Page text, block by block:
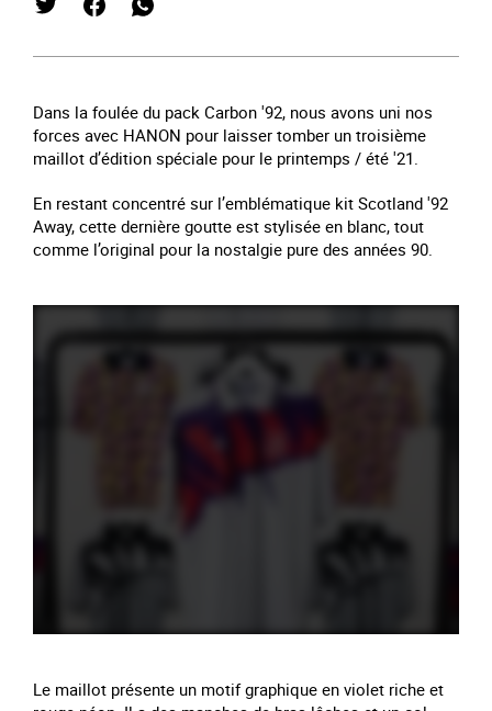
Dans la foulée du pack Carbon '92, nous avons uni nos
forces avec HANON pour laisser tomber un troisième
maillot d’édition spéciale pour le printemps / été '21.
En restant concentré sur l’emblématique kit Scotland '92
Away, cette dernière goutte est stylisée en blanc, tout
comme l’original pour la nostalgie pure des années 90.
Le maillot présente un motif graphique en violet riche et